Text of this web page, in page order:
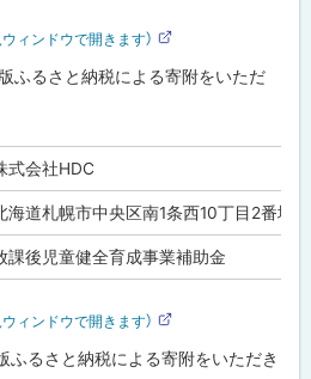
ウィンドウで開きます）
部
サ
ふるさと納税による寄附をいただ
式会社HDC
海道札幌市中央区南1条西10丁目2番地
課後児童健全育成事業補助金
ウィンドウで開きます）
部
サ
るさと納税による寄附をいただき